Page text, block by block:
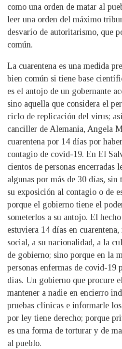
como una orden de matar al
leer una orden del máximo
desvarío de autoritarismo, que
común.
La cuarentena es una medida
bien común si tiene base
es el antojo de un gobernante
sino aquella que considera el
ciclo de replicación del virus;
canciller de Alemania, Angela
cuarentena por 14 días por
contagio de covid-19. En El
cientos de personas encerradas
algunas por más de 30 días, sin
su exposición al contagio o de
porque el gobierno tiene el
someterlos a su antojo. El
estuviera 14 días en cuarentena,
social, a su nacionalidad, a la
de gobierno; sino porque en la
personas enfermas de covid-19
días. Un gobierno que procure
mantener a nadie en encierro
pruebas clínicas e informarle
por ley tiene derecho; porque
es una forma de torturar y de
al pueblo.